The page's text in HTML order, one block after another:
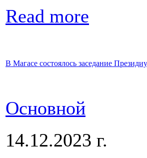
Read more
В Магасе состоялось заседание
Основной
14.12.2023 г.